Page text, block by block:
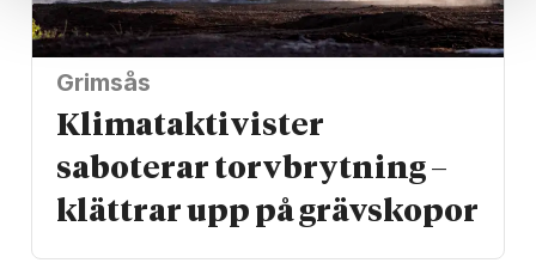
Grimsås
Klimat­aktivister
saboterar torv­brytning –
klättrar upp på gräv­skopor